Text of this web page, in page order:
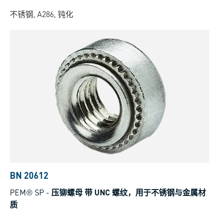
不锈钢, A286, 钝化
BN 20612
PEM® SP - 压铆螺母 带 UNC 螺纹，用于不锈钢与金属材
质